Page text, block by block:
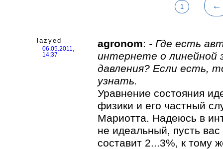
1 ←
lazyed
06.05.2011,
14:37
agronom: - Где есть
интернете о линейной
давления? Если есть,
узнать.
Уравнение состояния
физики и его частный
Мариотта. Надеюсь в
не идеальный, пусть
составит 2...3%, к тому